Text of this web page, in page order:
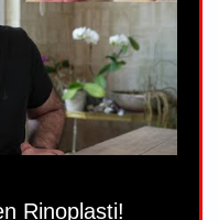
Rinoplasti!